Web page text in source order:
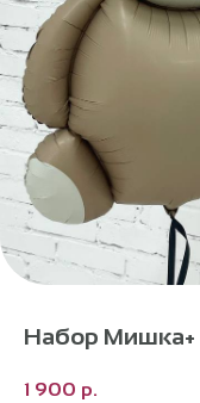
Набор Мишка+
1 900 р.